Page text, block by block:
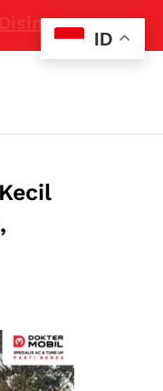
ID